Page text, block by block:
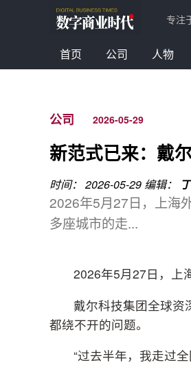
专注
首页 公司 人物
公司 2026-05-29
新范式已来：戴
时间： 2026-05-29编辑：
2026年5月27日，上海
多座城市的走...
2026年5月27日，上
戴尔科技集团全球资
都绕不开的问题。
“过去半年，我走过